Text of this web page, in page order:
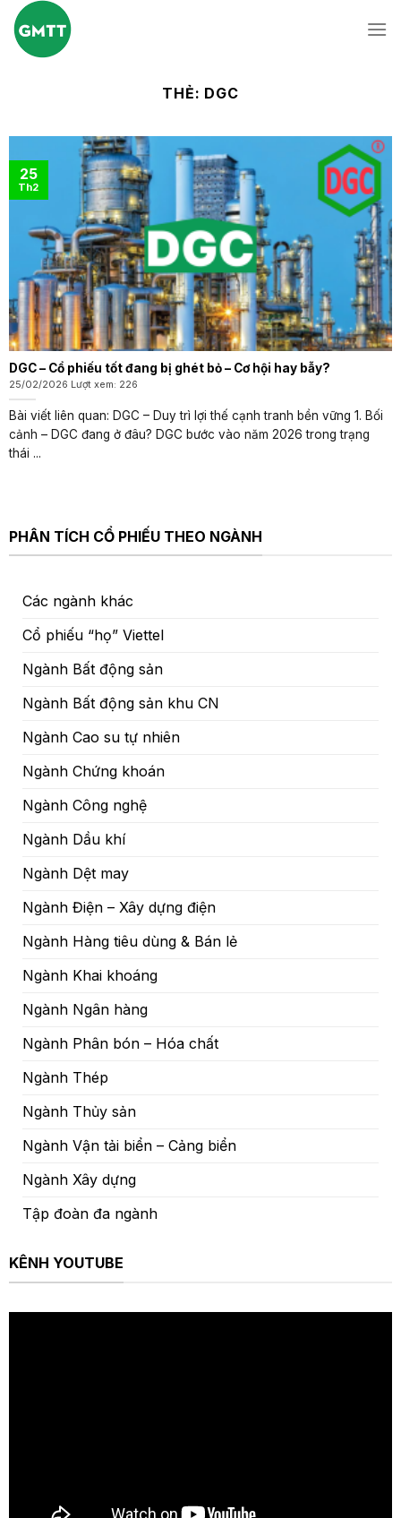
Skip
content
THẺ: DGC
DGC – Cổ phiếu tốt đang bị ghét bỏ – Cơ hội hay bẫy?
25/02/2026 Lượt xem: 226
Bài viết liên quan: DGC – Duy trì lợi thế cạnh tranh bền vững 1. Bối
cảnh – DGC đang ở đâu? DGC bước vào năm 2026 trong trạng
thái ...
25
Th2
PHÂN TÍCH CỔ PHIẾU THEO NGÀNH
Các ngành khác
Cổ phiếu “họ” Viettel
Ngành Bất động sản
Ngành Bất động sản khu CN
Ngành Cao su tự nhiên
Ngành Chứng khoán
Ngành Công nghệ
Ngành Dầu khí
Ngành Dệt may
Ngành Điện – Xây dựng điện
Ngành Hàng tiêu dùng & Bán lẻ
Ngành Khai khoáng
Ngành Ngân hàng
Ngành Phân bón – Hóa chất
Ngành Thép
Ngành Thủy sản
Ngành Vận tải biển – Cảng biển
Ngành Xây dựng
Tập đoàn đa ngành
KÊNH YOUTUBE